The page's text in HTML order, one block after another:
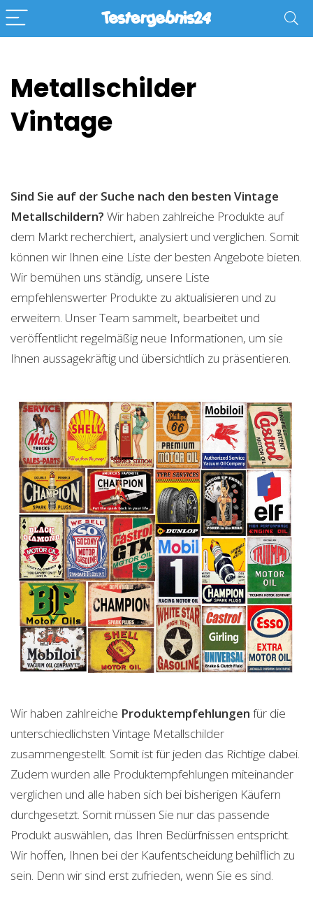
Metallschilder
Vintage
Sind Sie auf der Suche nach den besten Vintage
Metallschildern? Wir haben zahlreiche Produkte auf
dem Markt recherchiert, analysiert und verglichen. Somit
können wir Ihnen eine Liste der besten Angebote bieten.
Wir bemühen uns ständig, unsere Liste
empfehlenswerter Produkte zu aktualisieren und zu
erweitern. Unser Team sammelt, bearbeitet und
veröffentlicht regelmäßig neue Informationen, um sie
Ihnen aussagekräftig und übersichtlich zu präsentieren.
Wir haben zahlreiche Produktempfehlungen für die
unterschiedlichsten Vintage Metallschilder
zusammengestellt. Somit ist für jeden das Richtige dabei.
Zudem wurden alle Produktempfehlungen miteinander
verglichen und alle haben sich bei bisherigen Käufern
durchgesetzt. Somit müssen Sie nur das passende
Produkt auswählen, das Ihren Bedürfnissen entspricht.
Wir hoffen, Ihnen bei der Kaufentscheidung behilflich zu
sein. Denn wir sind erst zufrieden, wenn Sie es sind.